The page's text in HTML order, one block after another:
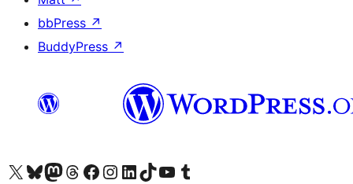
bbPress ↗
BuddyPress ↗
Visita nuestra cuenta de X (anteriormente Twitter)
Visita nuestra cuenta de Bluesky
Visita nuestra cuenta de Mastodon
Visita nuestra cuenta de Threads
Visita nuestra página de Facebook
Visita nuestra cuenta de Instagram
Visita nuestra cuenta de LinkedIn
Visita nuestra cuenta de TikTok
Visita nuestro canal de YouTube
Visita nuestra cuenta de Tumblr